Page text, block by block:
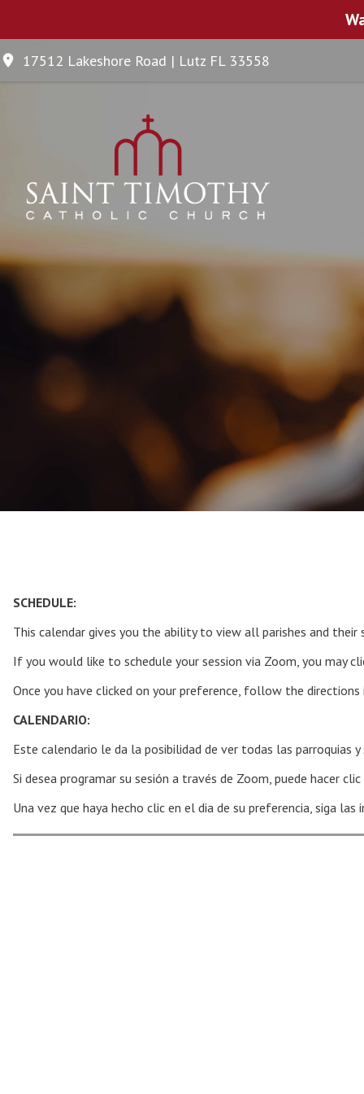
17512 Lakeshore Road | Lutz FL 33558
SCHEDULE:
This calendar gives you the ability to view all parishes and
If you would like to schedule your session via Zoom, you may
Once you have clicked on your preference, follow the
CALENDARIO:
Este calendario le da la posibilidad de ver todas las parroquias
Si desea programar su sesión a través de Zoom, puede hacer
Una vez que haya hecho clic en el dia de su preferencia, siga